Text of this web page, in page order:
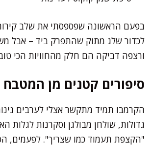
בפעם הראשונה שפספסתי את שלב
לכדור שלג מתוק שהתפרק ביד – אבל
ורצפה דביקה הם חלק מהחוויות הכי
סיפורים קטנים מן המטבח
הקרמבו תמיד מתקשר אצלי לערבים
גדולות, שולחן מבולגן וסקרנות לגלות
"הקצפת תעמוד כמו שצריך". לפעמים,